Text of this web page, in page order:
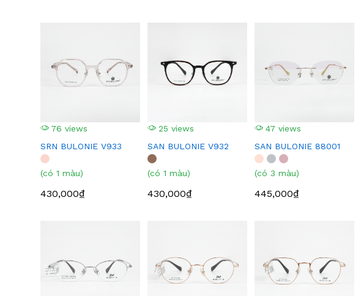
76 views
SRN BULONIE V933
(có 1 màu)
430,000₫
25 views
SAN BULONIE V932
(có 1 màu)
430,000₫
47 views
SAN BULONIE 88001
(có 3 màu)
445,000₫